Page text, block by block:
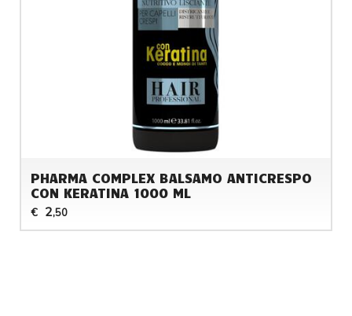
PHARMA COMPLEX BALSAMO ANTICRESPO
CON KERATINA 1000 ML
€ 2,50